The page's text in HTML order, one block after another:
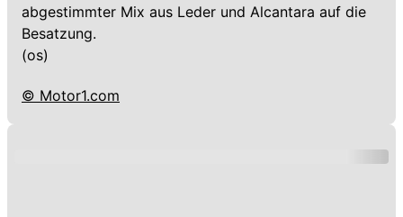
abgestimmter Mix aus Leder und Alcantara auf die
Besatzung.
(os)
© Motor1.com